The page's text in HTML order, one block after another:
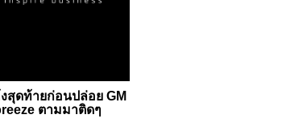
สุดท้ายก่อนปล่อย GM
ตามมาติดๆ